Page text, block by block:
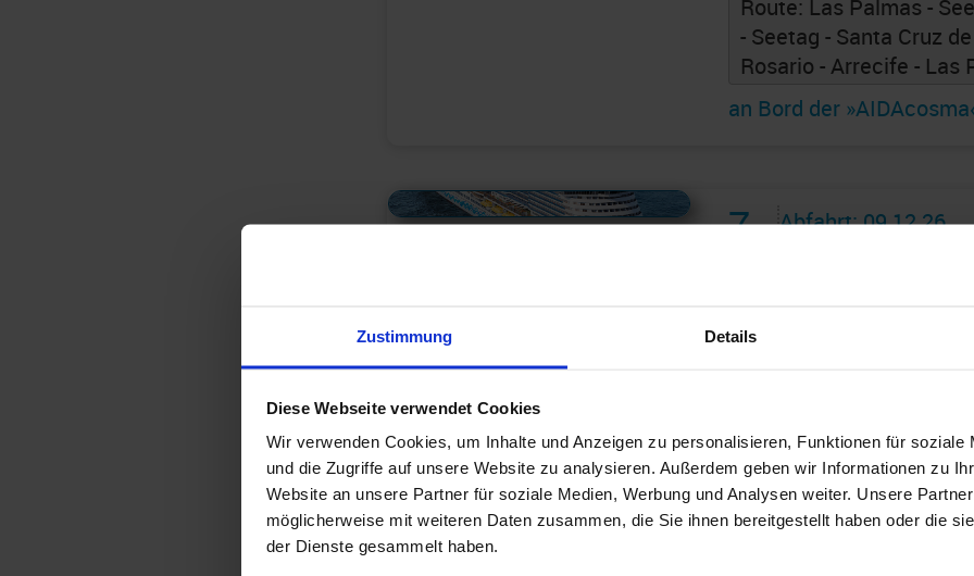
Zustimmung Details
Diese Webseite verwendet Cookies
Wir verwenden Cookies, um Inhalte und Anzeigen zu personalisieren, Funktionen für soziale
und die Zugriffe auf unsere Website zu analysieren. Außerdem geben wir Informationen zu
Website an unsere Partner für soziale Medien, Werbung und Analysen weiter. Unsere
möglicherweise mit weiteren Daten zusammen, die Sie ihnen bereitgestellt haben oder die
der Dienste gesammelt haben.
Route: Las Palmas -
- Seetag - Santa Cruz
Rosario - Arrecife - Las
an Bord der
Alles Bildmaterial von AIDAcruises ist ©AIDAcruises
7
Abfahrt: 09.12.26
Kanaren &
Tenerife
Route: Las Palmas -
Arrecife - Las Palmas -